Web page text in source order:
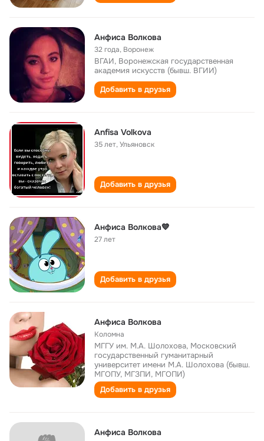
Анфиса Волкова
32 года, Воронеж
ВГАИ, Воронежская государственная
академия искусств (бывш. ВГИИ)
Добавить в друзья
Anfisa Volkova
35 лет,Ульяновск
Добавить в друзья
Анфиса Волкова💙
27 лет
Добавить в друзья
Анфиса Волкова
Коломна
МГГУ им. М.А. Шолохова, Московский
государственный гуманитарный
университет имени М.А. Шолохова (бывш.
МГОПУ, МГЗПИ, МГОПИ)
Добавить в друзья
Анфиса Волкова